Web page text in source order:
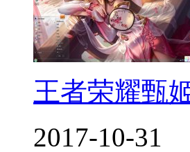
王者荣耀甄
2017-10-31